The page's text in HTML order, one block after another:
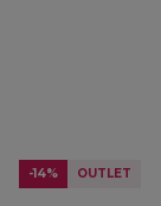
-14% OUTLET